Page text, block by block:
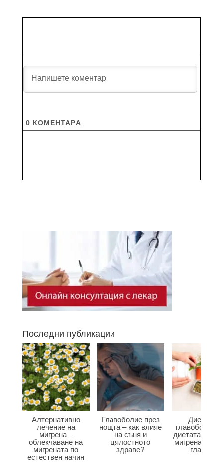
0 КОМЕНТАРA
Последни публикации
Алтернативно
лечение на
мигрена –
облекчаване на
мигрената по
естествен начин
Главоболие през
нощта – как влияе
на съня и
цялостното
здраве?
Диета при
главоболие –
диетата
мигрена и
главата?